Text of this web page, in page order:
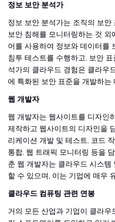
정보 보안 분석가
정보 보안 분석가는 조직의 보안
보안 침해를 모니터링하는 것 외
어를 사용하여 정보와 데이터를
침투 테스트를 수행하고, 보안
석가의 클라우드 경험은 클라우
에 특화된 보안 표준을 개발하는
웹 개발자
웹 개발자는 웹사이트를 디자인
제작하고 웹사이트의 디자인을
리케이션 개발 및 테스트, 코드
통합, 웹 트래픽 모니터링 등을
춘 웹 개발자는 클라우드 시스
할 수 있으며, 이는 기업에 매우
클라우드 컴퓨팅 관련 연봉
거의 모든 산업과 기업이 클라우